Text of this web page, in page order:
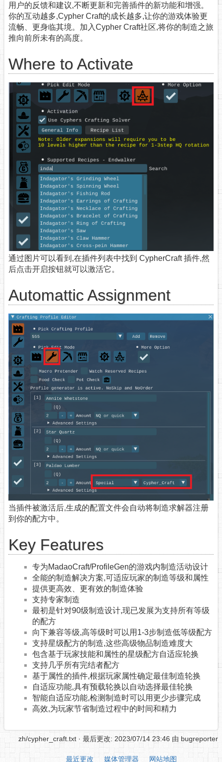
用户的反馈和建议,不断更新和完善插件的新功能和增强。
你的互动越多,Cypher Craft的成长越多,让你的游戏体验更
流畅、更身临其境。加入Cypher Craft社区,将你的制造之旅
推向前所未有的高度。
Where to Activate
通过图片可以看到,在插件列表中找到 CypherCraft 插件,然
后点击开启按钮就可以激活它。
Automattic Assignment
当插件被激活后,生成的配置文件会自动将制造求解器注册
到你的配方中。
Key Features
专为MadaoCraft/ProfileGen的游戏内制造活动设计
全能的制造解决方案,可适应玩家的制造等级和属性
提供更高效、更有效的制造体验
支持专家制造
最初是针对90级制造设计,现已发展为支持所有等级
的配方
向下兼容等级,高等级时可以用1-3步制造低等级配方
支持星级配方的制造,这些高级物品制造难度大
包含基于玩家技能和属性的星级配方自适应轮换
支持几乎所有完结者配方
基于属性的插件,根据玩家属性确定最佳制造轮换
自适应功能,具有预载轮换以自动选择最佳轮换
智能自适应功能,检测制造时可以用更少步骤完成
高效,为玩家节省制造过程中的时间和精力
zh/cypher_craft.txt · 最后更改: 2023/07/14 23:46 由 bugreporter
最近更改 媒体管理器 网站地图